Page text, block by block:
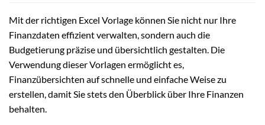
Mit der richtigen Excel Vorlage können Sie nicht nur Ihre
Finanzdaten effizient verwalten, sondern auch die
Budgetierung präzise und übersichtlich gestalten. Die
Verwendung dieser Vorlagen ermöglicht es,
Finanzübersichten auf schnelle und einfache Weise zu
erstellen, damit Sie stets den Überblick über Ihre Finanzen
behalten.